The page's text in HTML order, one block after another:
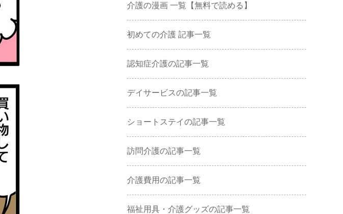
介護の漫画 一覧【無料で読める】
初めての介護 記事一覧
認知症介護の記事一覧
デイサービスの記事一覧
ショートステイの記事一覧
訪問介護の記事一覧
介護費用の記事一覧
福祉用具・介護グッズの記事一覧